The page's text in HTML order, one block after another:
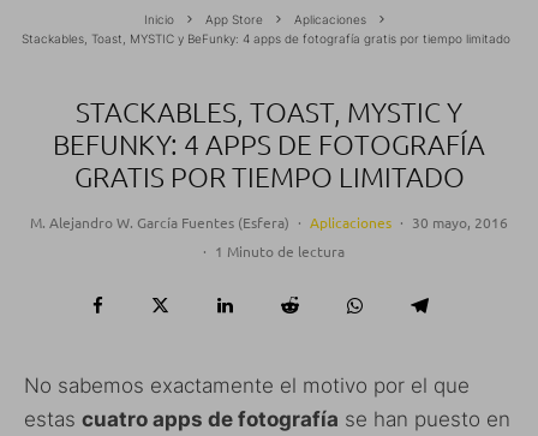
Inicio App Store
Aplicaciones
Stackables, Toast, MYSTIC y BeFunky: 4 apps de fotografía gratis por tiempo limitado
STACKABLES, TOAST, MYSTIC Y
BEFUNKY: 4 APPS DE FOTOGRAFÍA
GRATIS POR TIEMPO LIMITADO
M. Alejandro W. García Fuentes (Esfera) · Aplicaciones · 30 mayo, 2016
· 1 Minuto de lectura
No sabemos exactamente el motivo por el que
estas cuatro apps de fotografía se han puesto en